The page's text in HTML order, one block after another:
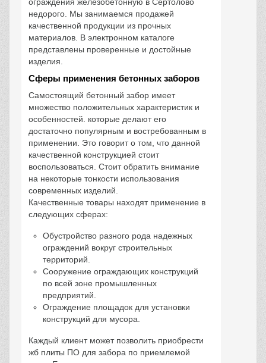
недорого. Мы занимаемся продажей
качественной продукции из прочных
материалов. В электронном каталоге
представлены проверенные и достойные
изделия.
Сферы применения бетонных заборов
Самостоящий бетонный забор имеет
множество положительных характеристик и
особенностей. которые делают его
достаточно популярным и востребованным в
применении. Это говорит о том, что данной
качественной конструкцией стоит
воспользоваться. Стоит обратить внимание
на некоторые тонкости использования
современных изделий.
Качественные товары находят применение в
следующих сферах:
Обустройство разного рода надежных
ограждений вокруг строительных
территорий.
Сооружение ограждающих конструкций
по всей зоне промышленных
предприятий.
Ограждение площадок для установки
конструкций для мусора.
Каждый клиент может позволить приобрести
жб плиты ПО для забора по приемлемой